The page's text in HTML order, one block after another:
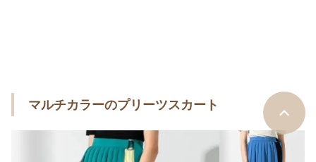
マルチカラーのプリーツスカート